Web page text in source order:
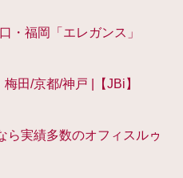
・福岡「エレガンス」
田/京都/神戸 |【JBi】
ら実績多数のオフィスルゥ